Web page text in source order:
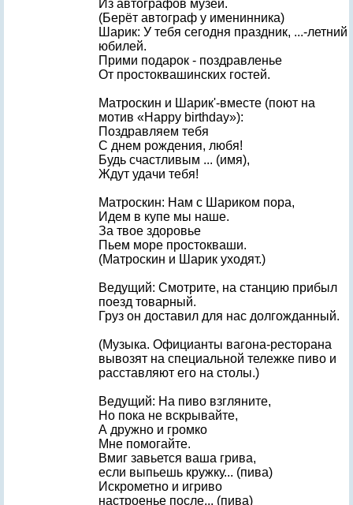
Из автографов музей.
(Берёт автограф у именинника)
Шарик: У тебя сегодня праздник, ...-летний
юбилей.
Прими подарок - поздравленье
От простоквашинских гостей.
Матроскин и Шарик'-вместе (поют на
мотив «Happy birthday»):
Поздравляем тебя
С днем рождения, любя!
Будь счастливым ... (имя),
Ждут удачи тебя!
Матроскин: Нам с Шариком пора,
Идем в купе мы наше.
За твое здоровье
Пьем море простокваши.
(Матроскин и Шарик уходят.)
Ведущий: Смотрите, на станцию прибыл
поезд товарный.
Груз он доставил для нас долгожданный.
(Музыка. Официанты вагона-ресторана
вывозят на специальной тележке пиво и
расставляют его на столы.)
Ведущий: На пиво взгляните,
Но пока не вскрывайте,
А дружно и громко
Мне помогайте.
Вмиг завьется ваша грива,
если выпьешь кружку... (пива)
Искрометно и игриво
настроенье после... (пива)